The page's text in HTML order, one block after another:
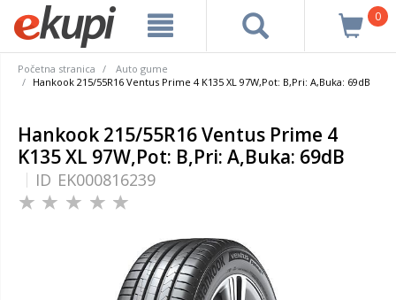
0
Početna stranica
Auto gume
Hankook 215/55R16 Ventus Prime 4 K135 XL 97W,Pot: B,Pri: A,Buka: 69dB
Hankook 215/55R16 Ventus Prime 4
K135 XL 97W,Pot: B,Pri: A,Buka: 69dB
ID EK000816239